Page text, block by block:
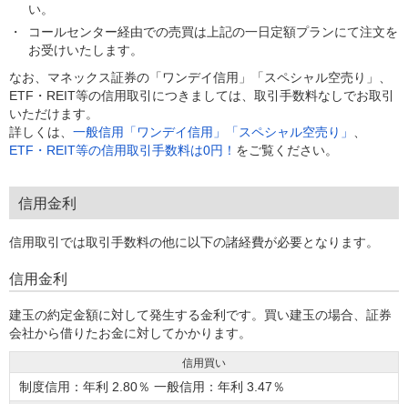
い。
コールセンター経由での売買は上記の一日定額プランにて注文を
お受けいたします。
なお、マネックス証券の「ワンデイ信用」「スペシャル空売り」、
ETF・REIT等の信用取引につきましては、取引手数料なしでお取引
いただけます。
詳しくは、 一般信用「ワンデイ信用」「スペシャル空売り」
ETF・REIT等の信用取引手数料は0円！ をご覧ください。
信用金利
信用取引では取引手数料の他に以下の諸経費が必要となります。
信用金利
建玉の約定金額に対して発生する金利です。買い建玉の場合、証券
会社から借りたお金に対してかかります。
信用買い
制度信用：年利 2.80％ 一般信用：年利 3.47％